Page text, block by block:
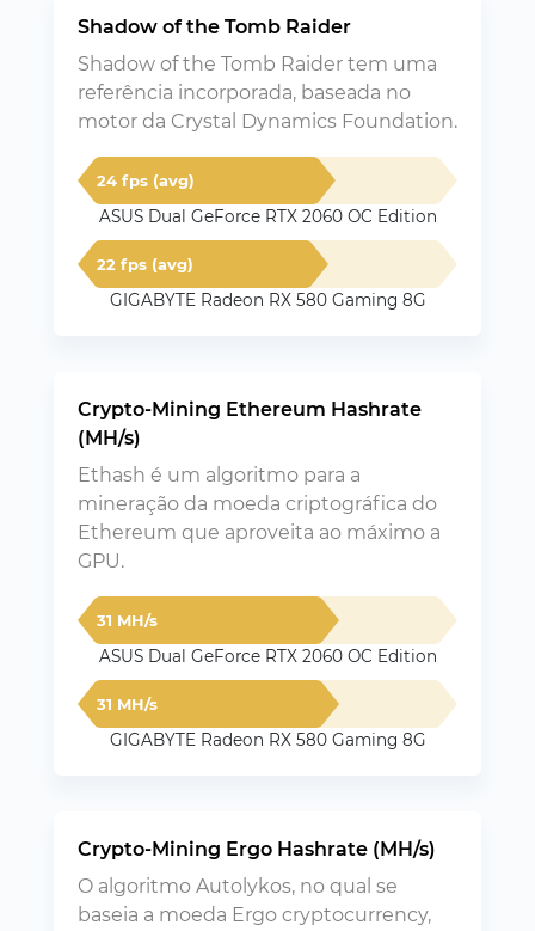
Shadow of the Tomb Raider
Shadow of the Tomb Raider tem uma
referência incorporada, baseada no
motor da Crystal Dynamics Foundation.
24 fps (avg)
ASUS Dual GeForce RTX 2060 OC Edition
22 fps (avg)
GIGABYTE Radeon RX 580 Gaming 8G
Crypto-Mining Ethereum Hashrate
(MH/s)
Ethash é um algoritmo para a
mineração da moeda criptográfica do
Ethereum que aproveita ao máximo a
GPU.
31 MH/s
ASUS Dual GeForce RTX 2060 OC Edition
31 MH/s
GIGABYTE Radeon RX 580 Gaming 8G
Crypto-Mining Ergo Hashrate (MH/s)
O algoritmo Autolykos, no qual se
baseia a moeda Ergo cryptocurrency,